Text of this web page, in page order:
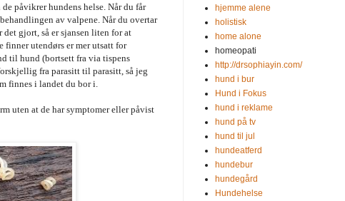
påvikrer hundens helse. Når du får
av valpene. Når du overtar
gjort, så er sjansen liten for at
finner utendørs er mer utsatt for
til hund (bortsett fra via tispens
fra parasitt til parasitt, så jeg
finnes i landet du bor i.
uten at de har symptomer eller påvist
hjemme alene
holistisk
home alone
homeopati
http://drsophiayin.com/
hund i bur
Hund i Fokus
hund i reklame
hund på tv
hund til jul
hundeatferd
hundebur
hundegård
Hundehelse